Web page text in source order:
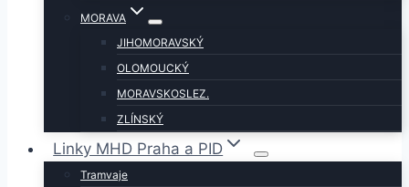
MORAVA
JIHOMORAVSKÝ
OLOMOUCKÝ
MORAVSKOSLEZ.
ZLÍNSKÝ
Linky MHD Praha a PID
Tramvaje